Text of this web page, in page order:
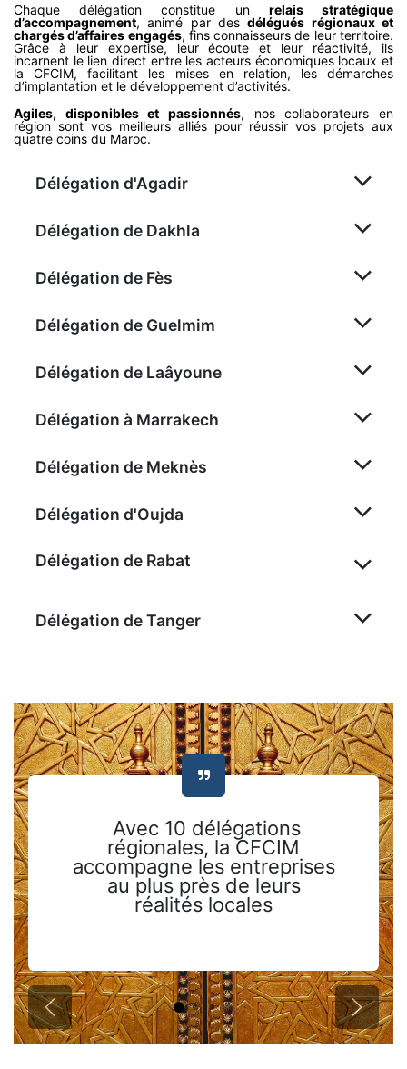
Chaque délégation constitue un relais stratégique
d’accompagnement, animé par desdélégués régionaux et
chargés d’affaires engagés, fins connaisseurs de leur territoire.
Grâce à leur expertise, leur écoute et leur réactivité, ils
incarnent le lien direct entre les acteurs économiques locaux et
la CFCIM, facilitant les mises en relation, les démarches
d’implantation et le développement d’activités.
Agiles, disponibles et passionnés, nos collaborateurs en
région sont vos meilleurs alliés pour réussir vos projets aux
quatre coins du Maroc.
Délégation d'Agadir
Délégation de Dakhla
Délégation de Fès
Délégation de Guelmim
Délégation de Laâyoune
Délégation à Marrakech
Délégation de Meknès
Délégation d'Oujda
Délégation de Rabat
Délégation de Tanger
Avec 10 délégations
régionales, la CFCIM
accompagne les entreprises
au plus près de leurs
réalités locales
Précédent Suivant